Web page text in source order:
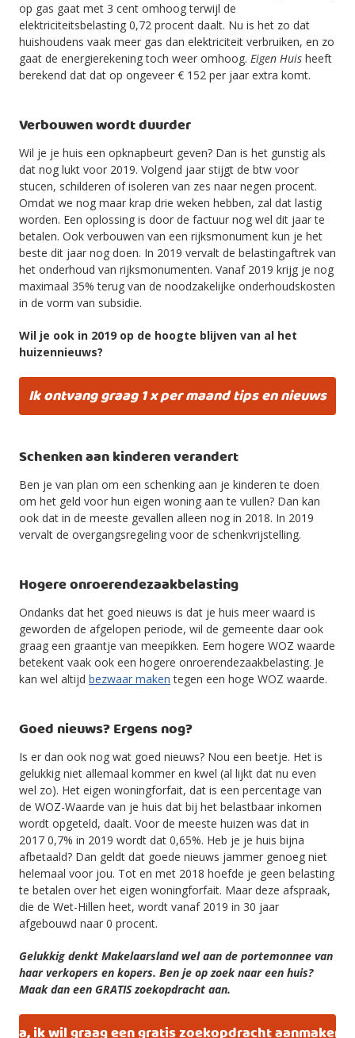
op gas gaat met 3 cent omhoog terwijl de
elektriciteitsbelasting 0,72 procent daalt. Nu is het zo dat
huishoudens vaak meer gas dan elektriciteit verbruiken, en zo
gaat de energierekening toch weer omhoog. Eigen Huis heeft
berekend dat dat op ongeveer € 152 per jaar extra komt.
Verbouwen wordt duurder
Wil je je huis een opknapbeurt geven? Dan is het gunstig als
dat nog lukt voor 2019. Volgend jaar stijgt de btw voor
stucen, schilderen of isoleren van zes naar negen procent.
Omdat we nog maar krap drie weken hebben, zal dat lastig
worden. Een oplossing is door de factuur nog wel dit jaar te
betalen. Ook verbouwen van een rijksmonument kun je het
beste dit jaar nog doen. In 2019 vervalt de belastingaftrek van
het onderhoud van rijksmonumenten. Vanaf 2019 krijg je nog
maximaal 35% terug van de noodzakelijke onderhoudskosten
in de vorm van subsidie.
Wil je ook in 2019 op de hoogte blijven van al het
huizennieuws?
Ik ontvang graag 1 x per maand tips en nieuws
Schenken aan kinderen verandert
Ben je van plan om een schenking aan je kinderen te doen
om het geld voor hun eigen woning aan te vullen? Dan kan
ook dat in de meeste gevallen alleen nog in 2018. In 2019
vervalt de overgangsregeling voor de schenkvrijstelling.
Hogere onroerendezaakbelasting
Ondanks dat het goed nieuws is dat je huis meer waard is
geworden de afgelopen periode, wil de gemeente daar ook
graag een graantje van meepikken. Eem hogere WOZ waarde
betekent vaak ook een hogere onroerendezaakbelasting. Je
kan wel altijd bezwaar maken tegen een hoge WOZ waarde.
Goed nieuws? Ergens nog?
Is er dan ook nog wat goed nieuws? Nou een beetje. Het is
gelukkig niet allemaal kommer en kwel (al lijkt dat nu even
wel zo). Het eigen woningforfait, dat is een percentage van
de WOZ-Waarde van je huis dat bij het belastbaar inkomen
wordt opgeteld, daalt. Voor de meeste huizen was dat in
2017 0,7% in 2019 wordt dat 0,65%. Heb je je huis bijna
afbetaald? Dan geldt dat goede nieuws jammer genoeg niet
helemaal voor jou. Tot en met 2018 hoefde je geen belasting
te betalen over het eigen woningforfait. Maar deze afspraak,
die de Wet-Hillen heet, wordt vanaf 2019 in 30 jaar
afgebouwd naar 0 procent.
Gelukkig denkt Makelaarsland wel aan de portemonnee van
haar verkopers en kopers. Ben je op zoek naar een huis?
Maak dan een GRATIS zoekopdracht aan.
Ja, ik wil graag een gratis zoekopdracht aanmaken